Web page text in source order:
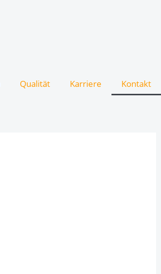
Qualität Karriere Kontakt